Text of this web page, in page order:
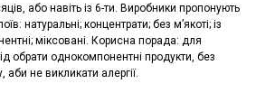
або навіть із 6-ти. Виробники пропонують
натуральні; концентрати; без м’якоті; із
міксовані. Корисна порада: для
обрати однокомпонентні продукти, без
аби не викликати алергії.